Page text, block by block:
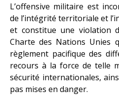
L’offensive militaire est
de l’intégrité territoriale et
et constitue une violation
Charte des Nations Unies
règlement pacifique des
recours à la force de telle
sécurité internationales,
pas mises en danger.